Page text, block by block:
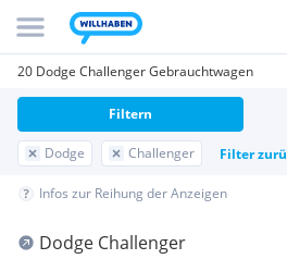
20 Dodge Challenger Gebrauchtwagen
Dodge Challenger Filter
Filtern
Infos zur Reihung der Anzeigen
Dodge Challenger